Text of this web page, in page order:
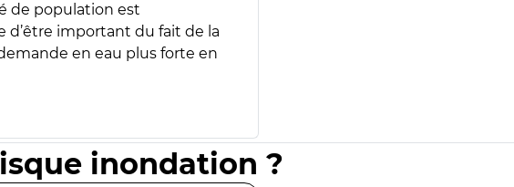
de population est
d’être important du fait de la
en eau plus forte en
inondation ?